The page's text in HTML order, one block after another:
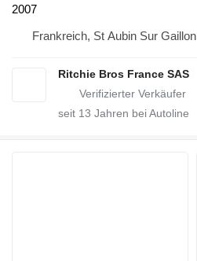
2007
Frankreich, St Aubin Sur Gaillon
Ritchie Bros France SAS
seit 13 Jahren bei Autoline